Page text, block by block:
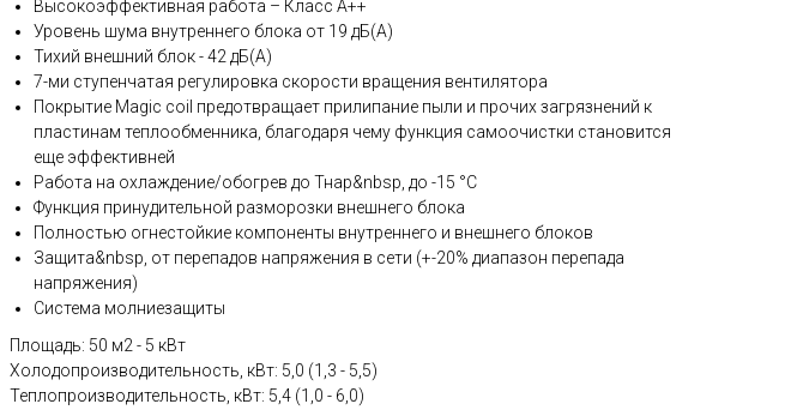
Высокоэффективная работа – Класс А++
Уровень шума внутреннего блока от 19 дБ(А)
Тихий внешний блок - 42 дБ(А)
7-ми ступенчатая регулировка скорости вращения вентилятора
Покрытие Magic coil предотвращает прилипание пыли и прочих загрязнений к
пластинам теплообменника, благодаря чему функция самоочистки становится
еще эффективней
Работа на охлаждение/обогрев до Тнар&nbsp, до -15 °С
Функция принудительной разморозки внешнего блока
Полностью огнестойкие компоненты внутреннего и внешнего блоков
Защита&nbsp, от перепадов напряжения в сети (+-20% диапазон перепада
напряжения)
Система молниезащиты
Площадь: 50 м2 - 5 кВт
Холодопроизводительность, кВт: 5,0 (1,3 - 5,5)
Теплопроизводительность, кВт: 5,4 (1,0 - 6,0)